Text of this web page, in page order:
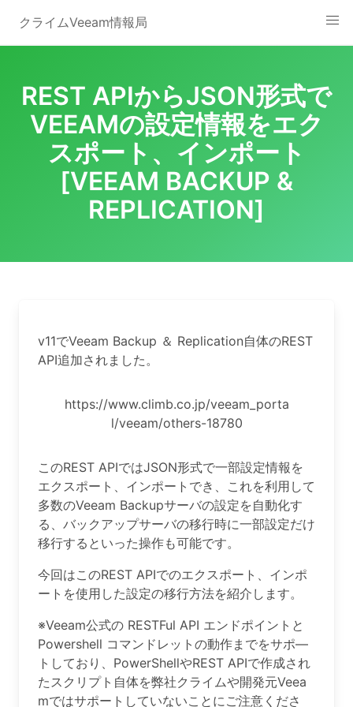
content
クライムVeeam情報局
REST APIからJSON形式で
VEEAMの設定情報をエク
スポート、インポート
[VEEAM BACKUP &
REPLICATION]
v11でVeeam Backup ＆ Replication自体のREST
API追加されました。
https://www.climb.co.jp/veeam_porta
l/veeam/others-18780
このREST APIではJSON形式で一部設定情報を
エクスポート、インポートでき、これを利用して
多数のVeeam Backupサーバの設定を自動化す
る、バックアップサーバの移行時に一部設定だけ
移行するといった操作も可能です。
今回はこのREST APIでのエクスポート、インポ
ートを使用した設定の移行方法を紹介します。
※Veeam公式の RESTFul API エンドポイントと
Powershell コマンドレットの動作までをサポ―
トしており、PowerShellやREST APIで作成され
たスクリプト自体を弊社クライムや開発元Veea
mではサポートしていないことにご注意くださ